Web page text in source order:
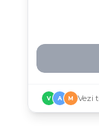
V A M Vezi